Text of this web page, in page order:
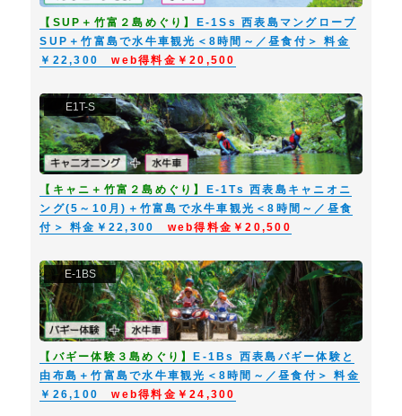
【SUP＋竹富２島めぐり】
E-1Ss 西表島マングローブ
SUP＋竹富島で水牛車観光＜8時間～／昼食付＞ 料金
￥22,300web得料金￥20,500
E1T-S
【キャニ＋竹富２島めぐり】
E-1Ts 西表島キャニオニ
ング(5～10月)＋竹富島で水牛車観光＜8時間～／昼食
付＞ 料金￥22,300 web得料金￥20,500
E-1BS
【バギー体験３島めぐり】E-1Bs 西表島バギー体験と
由布島＋竹富島で水牛車観光＜8時間～／昼食付＞ 料金
￥26,100web得料金￥24,300